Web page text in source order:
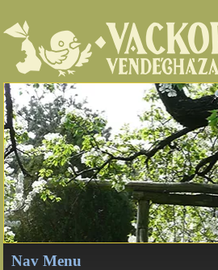
Nav Menu